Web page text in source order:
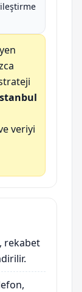
veriyi
rekabet